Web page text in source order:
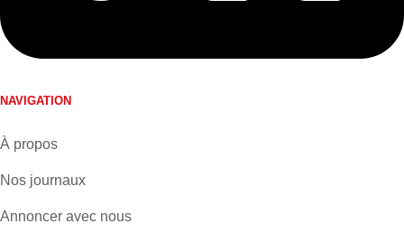
NAVIGATION
À propos
Nos journaux
Annoncer avec nous